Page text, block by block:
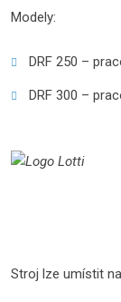
Modely:
DRF 250 –
DRF 300 –
Stroj lze umístit